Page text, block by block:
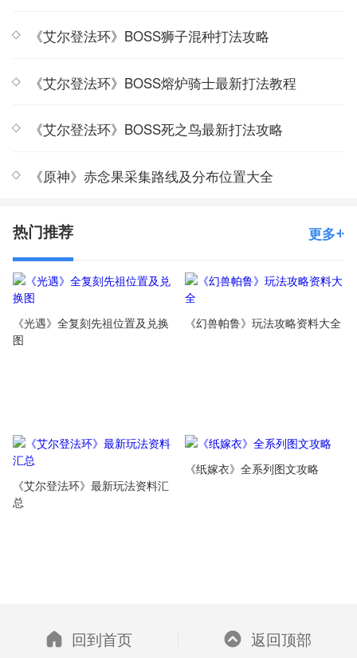
《艾尔登法环》BOSS狮子混种打法攻略
《艾尔登法环》BOSS熔炉骑士最新打法教程
《艾尔登法环》BOSS死之鸟最新打法攻略
《原神》赤念果采集路线及分布位置大全
热门推荐 更多
《光遇》全复刻先祖位置及兑换
图
《幻兽帕鲁》玩法攻略资料大全
《艾尔登法环》最新玩法资料汇
总
《纸嫁衣》全系列图文攻略
回到首页 返回顶部